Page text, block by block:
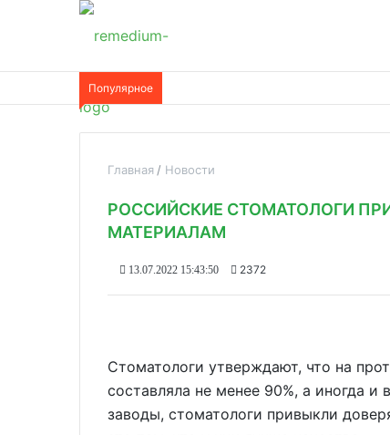
Популярное
Главная Новости
РОССИЙСКИЕ СТОМАТОЛОГИ
МАТЕРИАЛАМ
13.07.2022 15:43:50 2372
Стоматологи утверждают, что на
составляла не менее 90%, а иногда и
заводы, стоматологи привыкли